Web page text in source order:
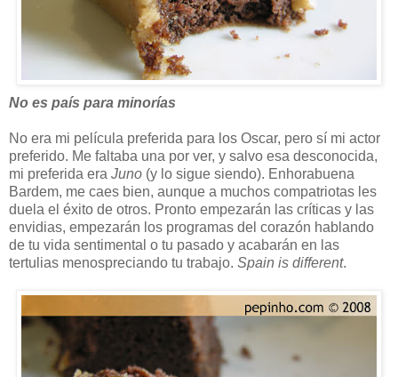
No es país para minorías
No era mi película preferida para los Oscar, pero sí mi actor
preferido. Me faltaba una por ver, y salvo esa desconocida,
mi preferida era Juno (y lo sigue siendo). Enhorabuena
Bardem, me caes bien, aunque a muchos compatriotas les
duela el éxito de otros. Pronto empezarán las críticas y las
envidias, empezarán los programas del corazón hablando
de tu vida sentimental o tu pasado y acabarán en las
tertulias menospreciando tu trabajo. Spain is different.